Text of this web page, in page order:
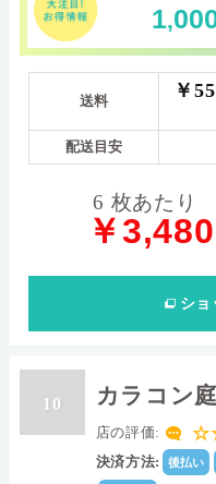
1,
送料 ￥
配送目安
6 枚あたり
￥3,480
ショ
10 カラコン
店の評価:
決済方法: 後払い